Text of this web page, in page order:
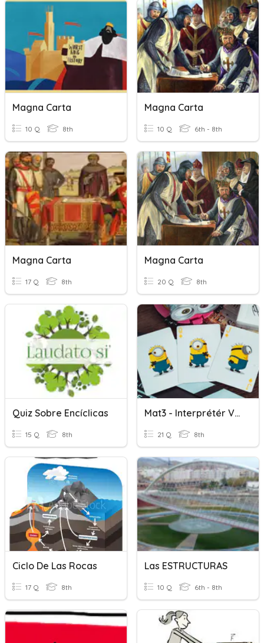
Magna Carta
10 Q 8th
Magna Carta
10 Q 6th - 8th
Magna Carta
17 Q 8th
Magna Carta
20 Q 8th
Quiz Sobre Encíclicas
15 Q 8th
Mat3 - Interprétér Vos Cartes
21 Q 8th
Ciclo De Las Rocas
17 Q 8th
Las ESTRUCTURAS
10 Q 6th - 8th